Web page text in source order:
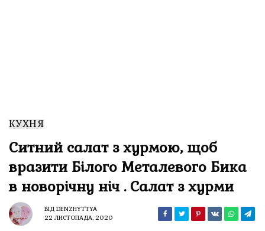
КУХНЯ
Ситний салат з хурмою, щоб
вразити Білого Металевого Бика
в новорічну ніч . Салат з хурми
ВІД DENZHYTTYA
22 ЛИСТОПАДА, 2020